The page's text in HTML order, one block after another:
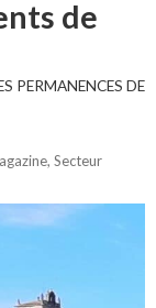
de
PERMANENCES DE
, Secteur